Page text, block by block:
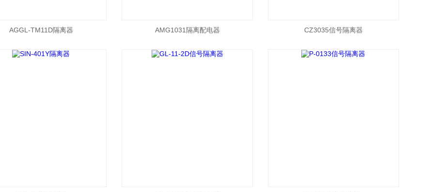
AGGL-TM11D隔离器 AMG1031隔离配电器 CZ3035信号隔离器